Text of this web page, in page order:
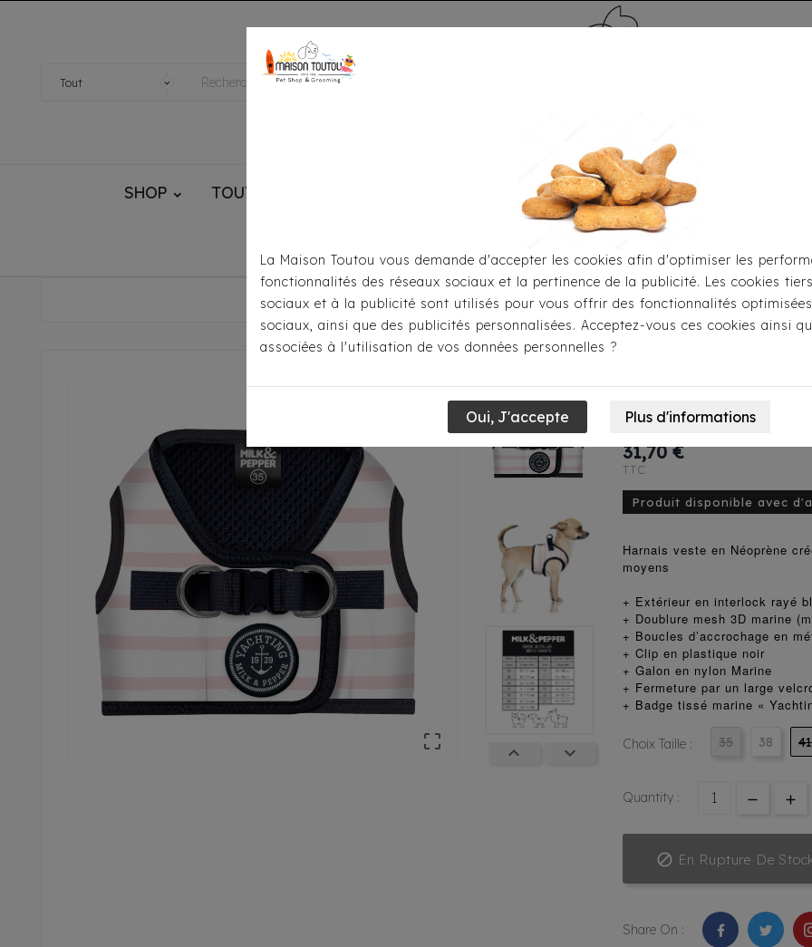
SHOP TOUTOU® HANDMADE MÉDAILLE - PET ID TAG TOILETTAGE
Accueil Pour Les Balades Harnais Harnais Milk & Pepper -

 
Harnais Milk &
Rose
31,70 €
TTC
Produit disponible avec
Harnais veste en Néoprène
moyens
+ Extérieur en interlock rayé
+ Doublure mesh 3D marine
+ Boucles d’accrochage en
+ Clip en plastique noir
+ Galon en nylon Marine
+ Fermeture par un large
+ Badge tissé marine «
Choix Taille : 35 38 41
Quantity :
 En Rupture De
Share On :
La Maison Toutou vous demande d'accepter les cookies afin d'optimiser les
fonctionnalités des réseaux sociaux et la pertinence de la publicité. Les cookies
sociaux et à la publicité sont utilisés pour vous offrir des fonctionnalités
sociaux, ainsi que des publicités personnalisées. Acceptez-vous ces cookies ainsi
associées à l'utilisation de vos données personnelles ?